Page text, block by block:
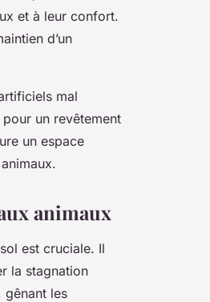
et à leur confort.
d’un
mal
un revêtement
un espace
animaux
est cruciale. Il
la stagnation
gênant les